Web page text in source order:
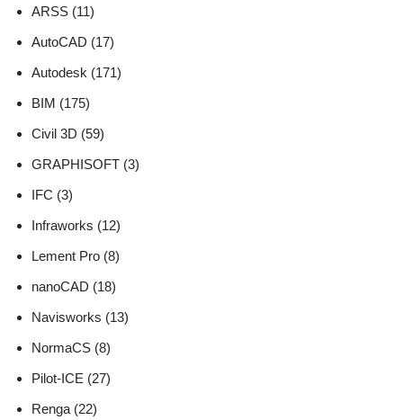
ARSS (11)
AutoCAD (17)
Autodesk (171)
BIM (175)
Civil 3D (59)
GRAPHISOFT (3)
IFC (3)
Infraworks (12)
Lement Pro (8)
nanoCAD (18)
Navisworks (13)
NormaCS (8)
Pilot-ICE (27)
Renga (22)